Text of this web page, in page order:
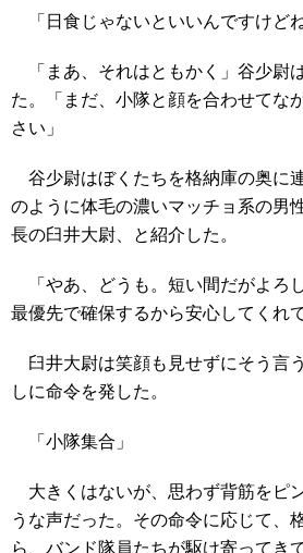
「日食じゃないといいんですけどね
「まあ、それはともかく」谷少尉
た。「まだ、小隊と顔を合わせてな
さい」
谷少尉はぼくたちを格納庫の奥に
のように体毛の濃いマッチョ系の男
長の臼井大尉、と紹介した。
「やあ、どうも。短い間だがよろ
最優先で確保するから安心してくれ
臼井大尉は笑顔も見せずにそう言
しに命令を発した。
「小隊集合」
大きくはないが、思わず背筋をピ
うな声だった。その命令に応じて、
ら、バンド隊員たちが駆け寄ってき